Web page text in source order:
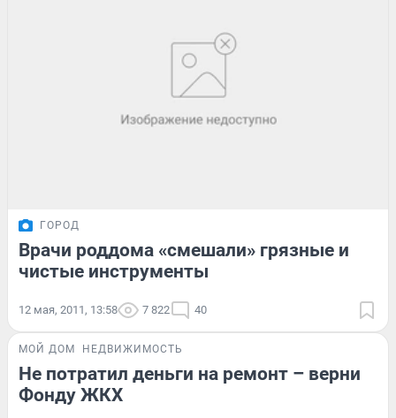
ГОРОД
Врачи роддома «смешали» грязные и
чистые инструменты
12 мая, 2011, 13:58 7 822 40
МОЙ ДОМ НЕДВИЖИМОСТЬ
Не потратил деньги на ремонт – верни
Фонду ЖКХ